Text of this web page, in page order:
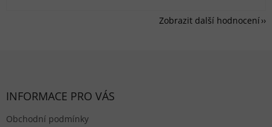
Zobrazit další hodnocení
INFORMACE PRO VÁS
Obchodní podmínky